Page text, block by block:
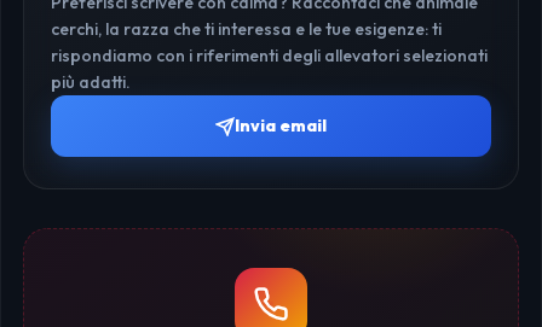
cerchi, la razza che ti interessa e le tue esigenze: ti
rispondiamo con i riferimenti degli allevatori selezionati
più adatti.
Invia email